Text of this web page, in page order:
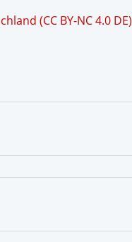
(CC BY-NC 4.0 DE)